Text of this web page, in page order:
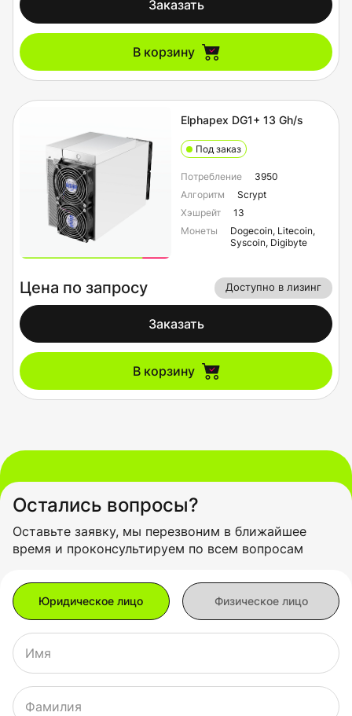
Заказать
В корзину
Elphapex DG1+ 13 Gh/s
Под заказ
Потребление
3950
Алгоритм
Scrypt
Хэшрейт
13
Монеты
Dogecoin, Litecoin,
Syscoin, Digibyte
Цена по запросу Доступно в лизинг
Заказать
В корзину
Остались вопросы?
Оставьте заявку, мы перезвоним в ближайшее
время и проконсультируем по всем вопросам
Имя
Фамилия